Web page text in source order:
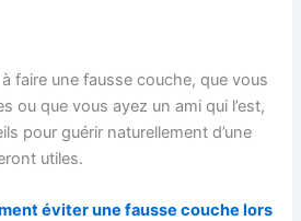
faire une fausse couche, que vous
ou que vous ayez un ami qui l’est,
pour guérir naturellement d’une
utiles.
éviter une fausse couche lors